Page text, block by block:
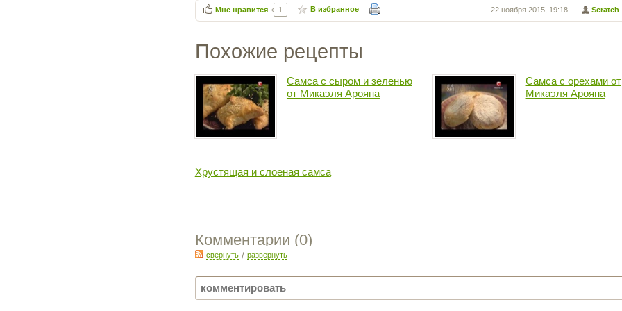
Scratch
22 ноября 2015, 19:18
Мне нравится 1 В избранное
Похожие рецепты
Самса с сыром и зеленью
от Микаэля Арояна
Самса с орехами от
Микаэля Арояна
Хрустящая и слоеная самса
Комментарии (0)
свернуть/ развернуть